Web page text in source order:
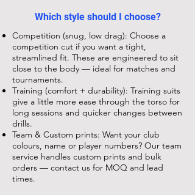
Which style should I choose?
Competition (snug, low drag): Choose a
competition cut if you want a tight,
streamlined fit. These are engineered to sit
close to the body — ideal for matches and
tournaments.
Training (comfort + durability): Training suits
give a little more ease through the torso for
long sessions and quicker changes between
drills.
Team & Custom prints: Want your club
colours, name or player numbers? Our team
service handles custom prints and bulk
orders — contact us for MOQ and lead
times.